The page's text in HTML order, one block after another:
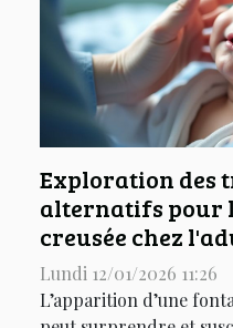
Exploration des
alternatifs pour
creusée chez
Lundi 12/01/2026 11:26
L’apparition d’une